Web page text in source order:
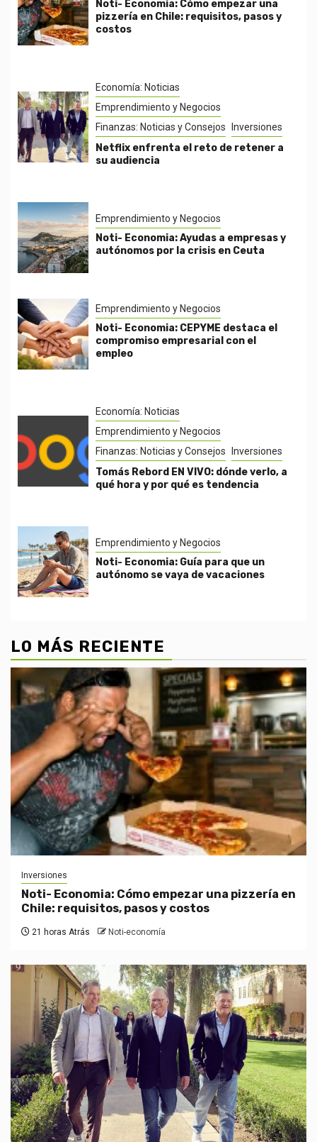
Noti- Economia: Cómo empezar una
pizzería en Chile: requisitos, pasos y
costos
Economía: Noticias
Emprendimiento y Negocios
Finanzas: Noticias y Consejos
Inversiones
Netflix enfrenta el reto de retener a
su audiencia
Emprendimiento y Negocios
Noti- Economia: Ayudas a empresas y
autónomos por la crisis en Ceuta
Emprendimiento y Negocios
Noti- Economia: CEPYME destaca el
compromiso empresarial con el
empleo
Economía: Noticias
Emprendimiento y Negocios
Finanzas: Noticias y Consejos
Inversiones
Tomás Rebord EN VIVO: dónde verlo, a
qué hora y por qué es tendencia
Emprendimiento y Negocios
Noti- Economia: Guía para que un
autónomo se vaya de vacaciones
LO MÁS RECIENTE
Inversiones
Noti- Economia: Cómo empezar una pizzería en
Chile: requisitos, pasos y costos
21 horas Atrás Noti-economía